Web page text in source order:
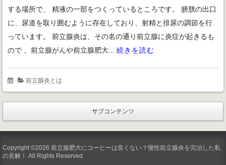
する場所で、 精液の一部をつくっているところです。 膀胱の出口
に、尿道を取り囲むように存在しており、射精と排尿の調節を行
っています。 前立腺炎は、その名の通り前立腺に炎症が起きるも
ので 、前立腺がんや前立腺肥大... 続きを読む
前立腺炎とは
サブコンテンツ
Copyright ©2026 前立腺肥大にコーヒーは良くない？慢性前立腺炎を完治した私
の見解！ All Rights Reserved.